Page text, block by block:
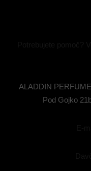
ALADDIN
Pod Gojko